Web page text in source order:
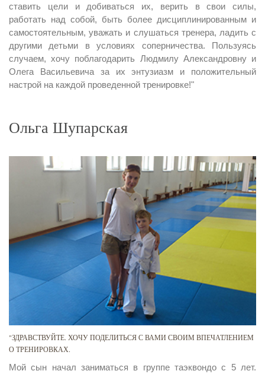
ставить цели и добиваться их, верить в свои силы,
работать над собой, быть более дисциплинированным и
самостоятельным, уважать и слушаться тренера, ладить с
другими детьми в условиях соперничества. Пользуясь
случаем, хочу поблагодарить Людмилу Александровну и
Олега Васильевича за их энтузиазм и положительный
настрой на каждой проведенной тренировке!"
Ольга Шупарская
"ЗДРАВСТВУЙТЕ. ХОЧУ ПОДЕЛИТЬСЯ С ВАМИ СВОИМ ВПЕЧАТЛЕНИЕМ
О ТРЕНИРОВКАХ.
Мой сын начал заниматься в группе таэквондо с 5 лет.